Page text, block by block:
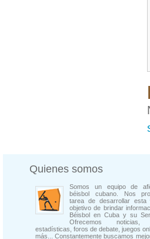
Quienes somos
Somos un equipo de
béisbol cubano. Nos
tarea de desarrollar
objetivo de brindar
Béisbol en Cuba y su
Ofrecemos noticias,
estadísticas, foros de debate, juegos
más... Constantemente buscamos